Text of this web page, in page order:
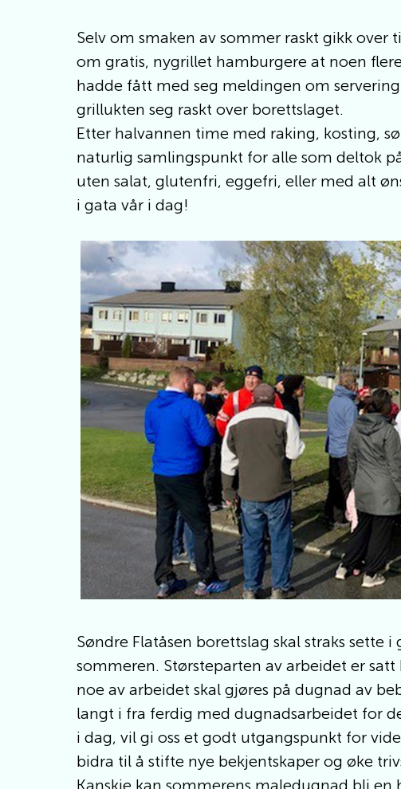
Selv om smaken av sommer raskt gikk
om gratis, nygrillet hamburgere at noen
hadde fått med seg meldingen om
grillukten seg raskt over borettslaget.
Etter halvannen time med raking, kosting,
naturlig samlingspunkt for alle som deltok
uten salat, glutenfri, eggefri, eller med alt
i gata vår i dag!
Søndre Flatåsen borettslag skal straks
sommeren. Størsteparten av arbeidet er
noe av arbeidet skal gjøres på dugnad av
langt i fra ferdig med dugnadsarbeidet for
i dag, vil gi oss et godt utgangspunkt for
bidra til å stifte nye bekjentskaper og øke
Kanskje kan sommerens maledugnad bli